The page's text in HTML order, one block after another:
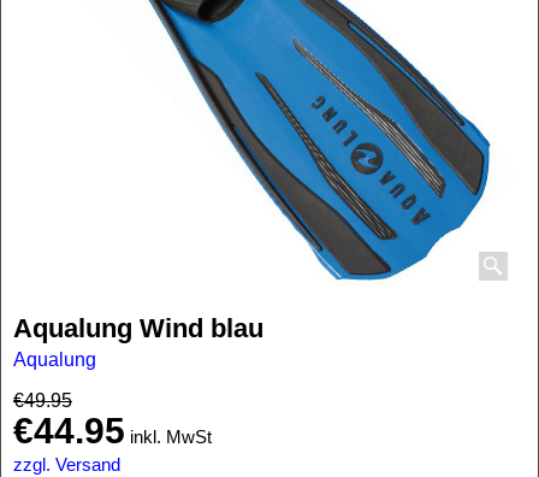
Aqualung Wind blau
Aqualung
€49.95
€44.95 inkl. MwSt
zzgl. Versand